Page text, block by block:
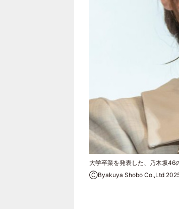
大学卒業を発表した、乃木坂46
ⒸByakuya Shobo Co.,Ltd